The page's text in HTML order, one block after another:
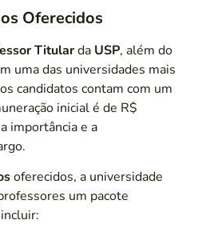
Oferecidos
Titularda USP, além do
uma das universidades mais
candidatos contam com um
inicial é de R$
importância e a
oferecidos, a universidade
um pacote